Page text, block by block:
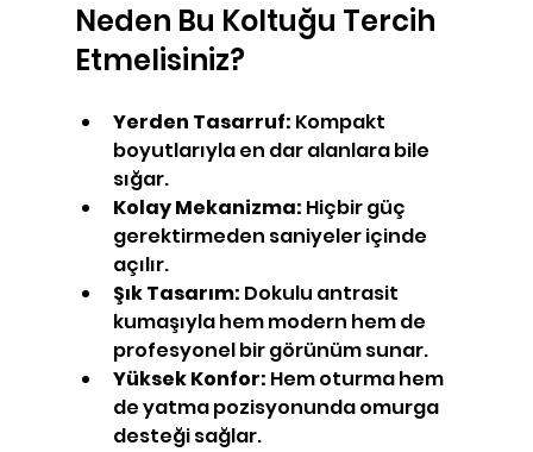
Neden Bu Koltuğu Tercih
Etmelisiniz?
Yerden Tasarruf: Kompakt
boyutlarıyla en dar alanlara bile
sığar.
Kolay Mekanizma: Hiçbir güç
gerektirmeden saniyeler içinde
açılır.
Şık Tasarım: Dokulu antrasit
kumaşıyla hem modern hem de
profesyonel bir görünüm sunar.
Yüksek Konfor: Hem oturma hem
de yatma pozisyonunda omurga
desteği sağlar.